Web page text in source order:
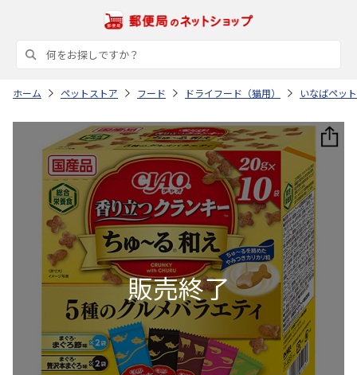
ホーム ペットストア フード ドライフード（猫用） いなばペッ